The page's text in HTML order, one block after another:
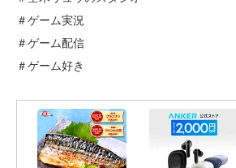
＃ゲーム実況
＃ゲーム配信
＃ゲーム好き